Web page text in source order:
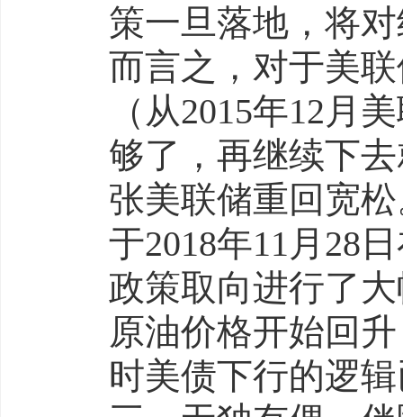
策一旦落地，将
而言之，对于美
（从2015年12月
够了，再继续下
张美联储重回宽
于2018年11月28
政策取向进行了
原油价格开始回
时美债下行的逻